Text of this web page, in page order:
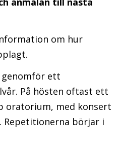
om hur
genomför ett
På hösten oftast ett
oratorium, med konsert
Repetitionerna börjar i